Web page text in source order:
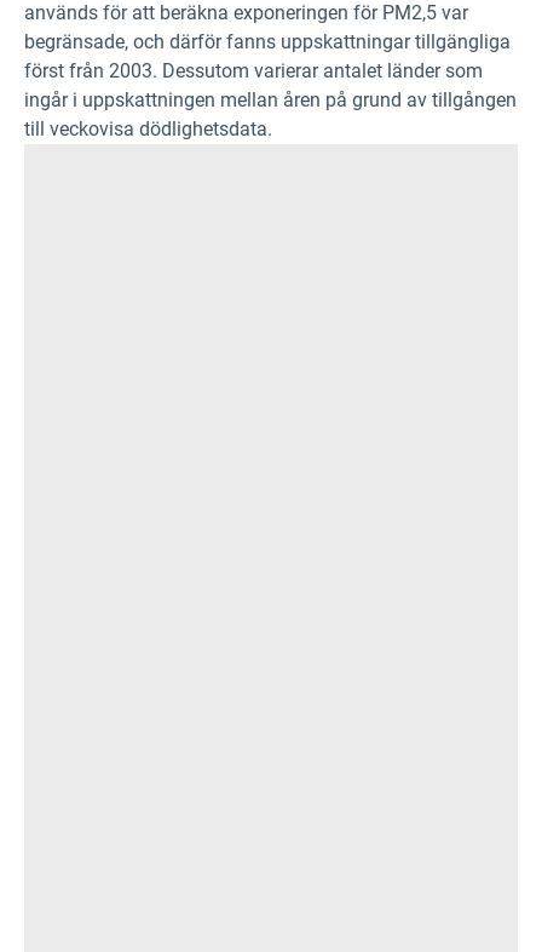
används för att beräkna exponeringen för PM2,5 var
begränsade, och därför fanns uppskattningar tillgängliga
först från 2003. Dessutom varierar antalet länder som
ingår i uppskattningen mellan åren på grund av tillgången
till veckovisa dödlighetsdata.